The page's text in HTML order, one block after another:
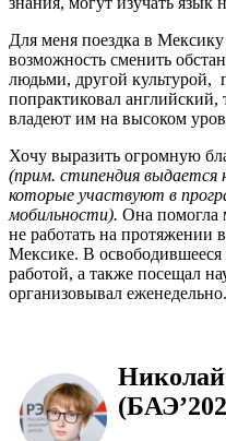
Для меня поездка в
возможность сменить
людьми, другой культурой,
попрактиковал
владеют им на высоком
Хочу выразить огромную
(прим. стипендия выдается
которые участвуют в
мобильности). Она помогла
не работать на протяжении
Мексике. В
работой, а также посещал
организовывал еженедельно.